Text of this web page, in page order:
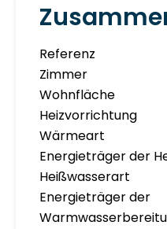
Referenz
Zimmer
Wohnfläche
Heizvorrichtung
Wärmeart
Energieträger der
Heißwasserart
Energieträger der